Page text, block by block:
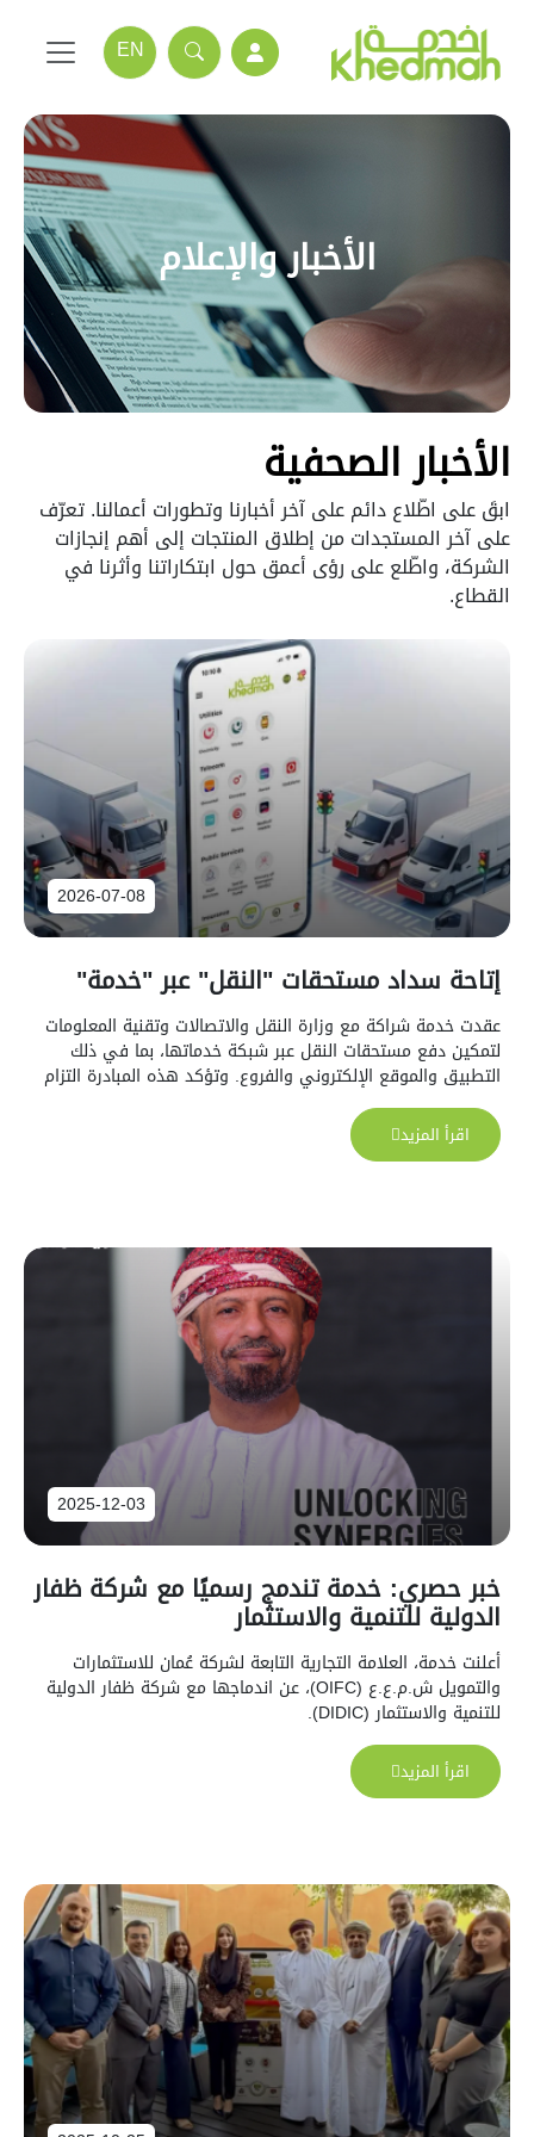
EN
الأخبار والإعلام
الأخبار الصحفية
ابقَ على اطّلاع دائم على آخر أخبارنا وتطورات أعمالنا. تعرّف
على آخر المستجدات من إطلاق المنتجات إلى أهم إنجازات
الشركة، واطّلع على رؤى أعمق حول ابتكاراتنا وأثرنا في
القطاع.
2026-07-08
إتاحة سداد مستحقات "النقل" عبر "خدمة"
عقدت خدمة شراكة مع وزارة النقل والاتصالات وتقنية المعلومات
لتمكين دفع مستحقات النقل عبر شبكة خدماتها، بما في ذلك
التطبيق والموقع الإلكتروني والفروع. وتؤكد هذه المبادرة التزام
خدمة بتعزيز سهولة الوصول إلى الخدمات، وتبسيط المعاملات،
وتقديم حل متكامل وسلس يلبي مختلف احتياجات الدفع الرقمي.
اقرأ المزيد
2025-12-03
خبر حصري: خدمة تندمج رسميًا مع شركة ظفار
الدولية للتنمية والاستثمار
أعلنت خدمة، العلامة التجارية التابعة لشركة عُمان للاستثمارات
والتمويل ش.م.ع.ع (OIFC)، عن اندماجها مع شركة ظفار الدولية
للتنمية والاستثمار (DIDIC).
اقرأ المزيد